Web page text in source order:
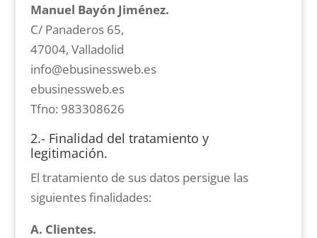
Manuel Bayón Jiménez.
C/ Panaderos 65,
47004, Valladolid
info@ebusinessweb.es
ebusinessweb.es
Tfno: 983308626
2.- Finalidad del tratamiento y
legitimación.
El tratamiento de sus datos persigue las
siguientes finalidades:
A. Clientes.